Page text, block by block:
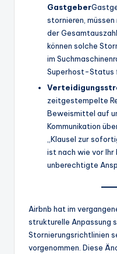
Gastgeber
stornieren,
der
können solche
im
Superhost-Status
zeitgestempelte
Beweismittel auf
Kommunikation
„Klausel zur
ist nach wie vor
unberechtigte
Airbnb hat im
strukturelle Anpassung
Stornierungsrichtlinien
vorgenommen. Diese